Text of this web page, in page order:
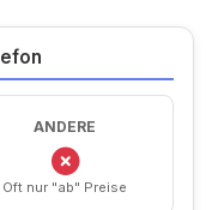
ANDERE
Oft nur "ab" Preise